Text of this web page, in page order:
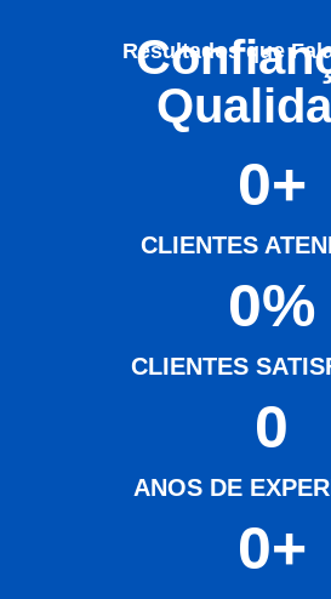
Resultados que
CLIENTES
0+
CLIENTES
0%
ANOS DE
0
0+